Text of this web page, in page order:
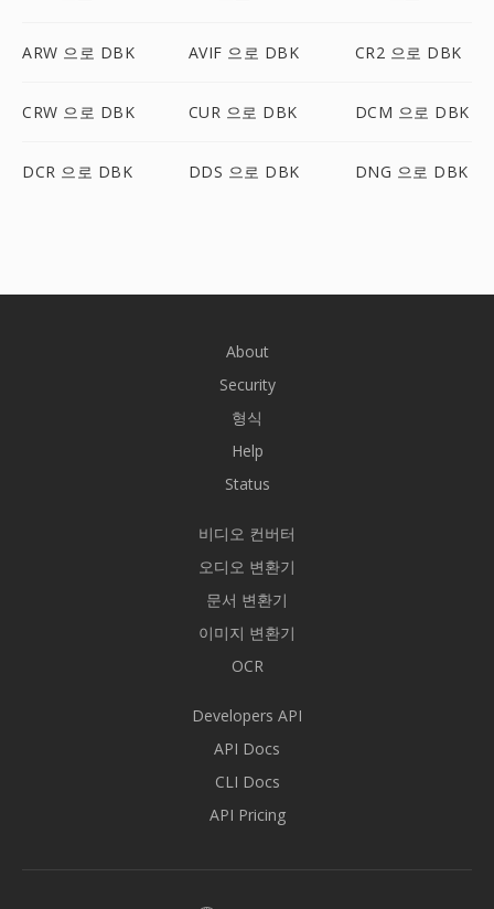
ARW 으로 DBK AVIF 으로 DBK CR2 으로 DBK
CRW 으로 DBK CUR 으로 DBK DCM 으로 DBK
DCR 으로 DBK DDS 으로 DBK DNG 으로 DBK
About
Security
형식
Help
Status
비디오 컨버터
오디오 변환기
문서 변환기
이미지 변환기
OCR
Developers API
API Docs
CLI Docs
API Pricing